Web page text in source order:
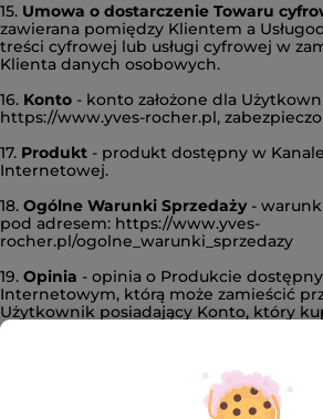
15. Umowa o dostarczenie Towaru
zawierana pomiędzy Klientem a
treści cyfrowej lub usługi cyfrowej w
Klienta danych osobowych.
16. Konto - konto założone dla
https://www.yves-rocher.pl,
17. Produkt - produkt dostępny w
Internetowej.
18. Ogólne Warunki Sprzedaży-
pod adresem: https://www.yves-
rocher.pl/ogolne_warunki_sprzedazy
19. Opinia - opinia o Produkcie
Internetowym, którą może zamieścić
Użytkownik posiadający Konto, który
Sklepie Internetowym.
stworzenie przez Użytkownika list
zachowanie ich na później, a także